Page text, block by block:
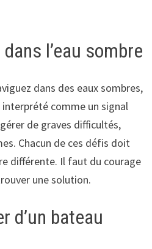
l’eau sombre
dans des eaux sombres,
comme un signal
de graves difficultés,
Chacun de ces défis doit
différente. Il faut du courage
une solution.
d’un bateau